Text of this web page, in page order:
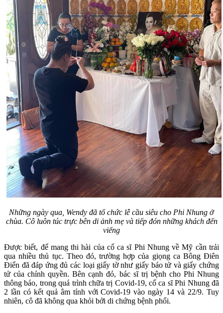
Những ngày qua, Wendy đã tổ chức lễ cầu siêu cho Phi Nhung ở
chùa. Cô luôn túc trực bên di ảnh mẹ và tiếp đón những khách đến
viếng
Được biết, để mang thi hài của cố ca sĩ Phi Nhung về Mỹ cần trải
qua nhiều thủ tục. Theo đó, trường hợp của giọng ca Bông Điên
Điển đã đáp ứng đủ các loại giấy tờ như giấy báo tử và giấy chứng
tử của chính quyền. Bên cạnh đó, bác sĩ trị bệnh cho Phi Nhung
thông báo, trong quá trình chữa trị Covid-19, cố ca sĩ Phi Nhung đã
2 lần có kết quả âm tính với Covid-19 vào ngày 14 và 22/9. Tuy
nhiên, cô đã không qua khỏi bởi di chứng bệnh phổi.